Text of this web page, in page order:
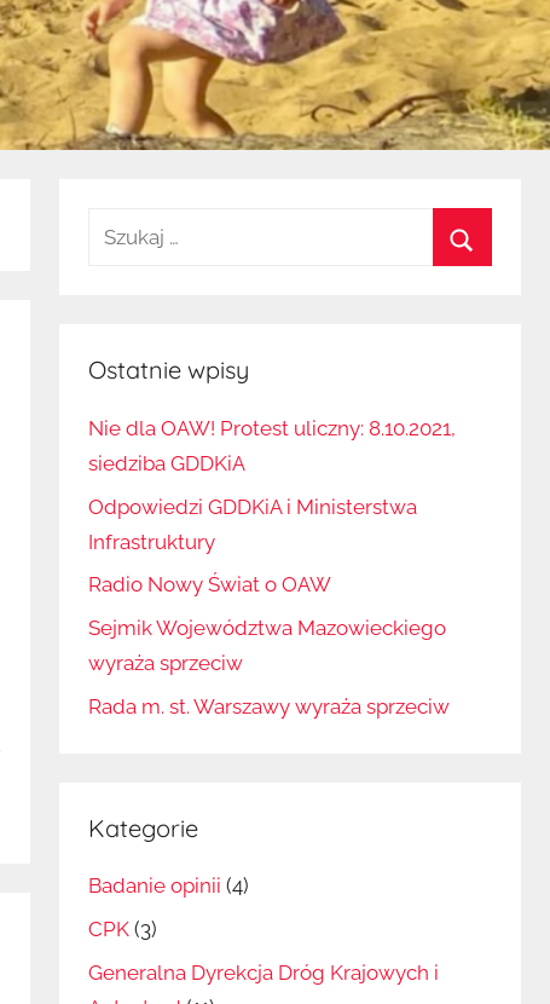
Szukaj:
Ostatnie wpisy
Nie dla OAW! Protest uliczny: 8.10.2021,
siedziba GDDKiA
Odpowiedzi GDDKiA i Ministerstwa
Infrastruktury
Radio Nowy Świat o OAW
Sejmik Województwa Mazowieckiego
wyraża sprzeciw
Rada m. st. Warszawy wyraża sprzeciw
Kategorie
Badanie opinii (4)
CPK (3)
Generalna Dyrekcja Dróg Krajowych i